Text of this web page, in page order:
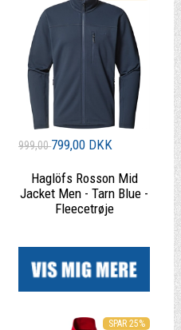
999,00799,00 DKK
Haglöfs Rosson Mid
Jacket Men - Tarn Blue -
Fleecetrøje
SPAR 25%